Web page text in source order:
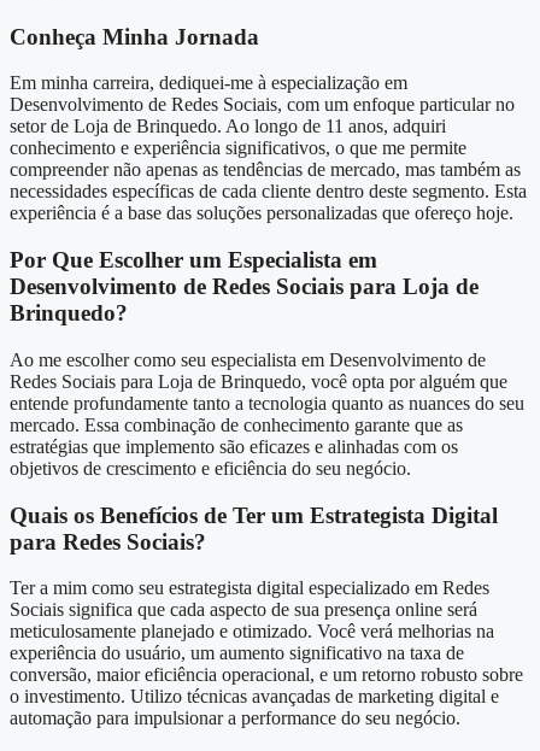
Conheça Minha Jornada
Em minha carreira, dediquei-me à especialização em
Desenvolvimento de Redes Sociais, com um enfoque particular no
setor de Loja de Brinquedo. Ao longo de 11 anos, adquiri
conhecimento e experiência significativos, o que me permite
compreender não apenas as tendências de mercado, mas também as
necessidades específicas de cada cliente dentro deste segmento. Esta
experiência é a base das soluções personalizadas que ofereço hoje.
Por Que Escolher um Especialista em
Desenvolvimento de Redes Sociais para Loja de
Brinquedo?
Ao me escolher como seu especialista em Desenvolvimento de
Redes Sociais para Loja de Brinquedo, você opta por alguém que
entende profundamente tanto a tecnologia quanto as nuances do seu
mercado. Essa combinação de conhecimento garante que as
estratégias que implemento são eficazes e alinhadas com os
objetivos de crescimento e eficiência do seu negócio.
Quais os Benefícios de Ter um Estrategista Digital
para Redes Sociais?
Ter a mim como seu estrategista digital especializado em Redes
Sociais significa que cada aspecto de sua presença online será
meticulosamente planejado e otimizado. Você verá melhorias na
experiência do usuário, um aumento significativo na taxa de
conversão, maior eficiência operacional, e um retorno robusto sobre
o investimento. Utilizo técnicas avançadas de marketing digital e
automação para impulsionar a performance do seu negócio.